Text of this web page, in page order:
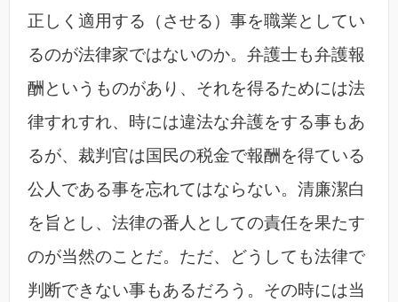
正しく適用する（させる）事を職業としてい
るのが法律家ではないのか。弁護士も弁護報
酬というものがあり、それを得るためには法
律すれすれ、時には違法な弁護をする事もあ
るが、裁判官は国民の税金で報酬を得ている
公人である事を忘れてはならない。清廉潔白
を旨とし、法律の番人としての責任を果たす
のが当然のことだ。ただ、どうしても法律で
判断できない事もあるだろう。その時には当